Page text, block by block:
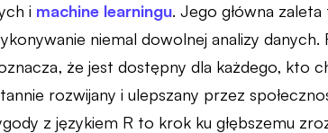
i machine learningu. Jego główna
niemal dowolnej analizy danych.
że jest dostępny dla każdego, kto
rozwijany i ulepszany przez
z językiem R to krok ku głębszemu